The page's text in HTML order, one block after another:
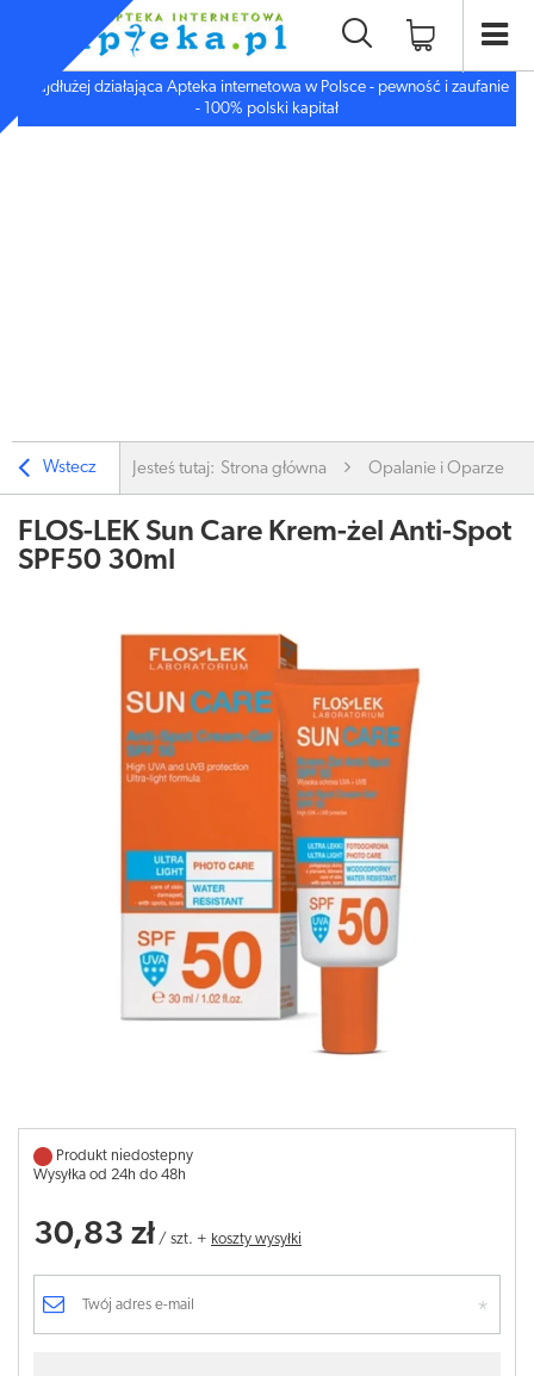
Najdłużej działająca Apteka internetowa w Polsce - pewność i zaufanie
- 100% polski kapitał
Wstecz Jesteś tutaj: Strona główna Opalanie i Oparzenia
FLOS-LEK Sun Care Krem-żel Anti-Spot
SPF50 30ml
Produkt niedostepny
Wysyłka od 24h do 48h
30,83 zł / szt. + koszty wysyłki